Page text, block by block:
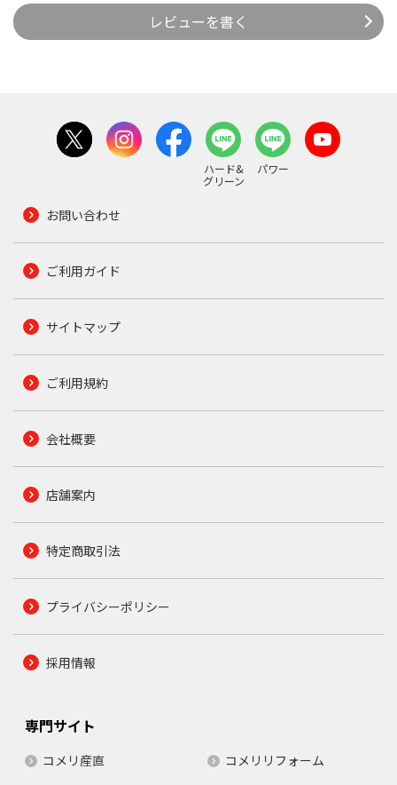
レビューを書く
ハード&
グリーン
パワー
お問い合わせ
ご利用ガイド
サイトマップ
ご利用規約
会社概要
店舗案内
特定商取引法
プライバシーポリシー
採用情報
専門サイト
コメリ産直 コメリリフォーム